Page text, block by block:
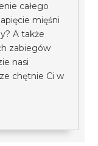
całego
mięśni
A także
zabiegów
nasi
chętnie Ci w